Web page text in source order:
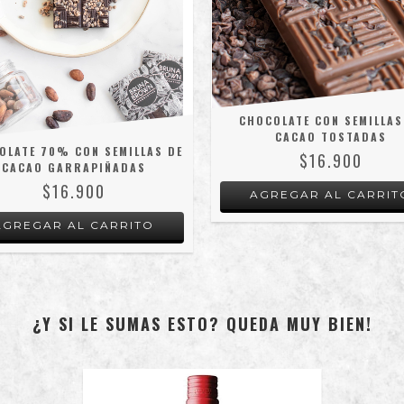
70% CON SEMILLAS DE
CACAO GARRAPIÑADAS
$16.900
AL CARRITO
CHOCOLATE CON
CACAO TOSTADAS
$16.900
AGREGAR AL
¿Y SI LE SUMAS ESTO? QUEDA MUY BIEN!